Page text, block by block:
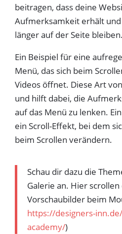
beitragen, dass deine
Aufmerksamkeit erhält
länger auf der Seite bleiben.
Ein Beispiel für eine
Menü, das sich beim
Videos öffnet. Diese Art
und hilft dabei, die
auf das Menü zu lenken.
ein Scroll-Effekt, bei dem
beim Scrollen verändern.
Schau dir dazu die
Galerie an. Hier
Vorschaubilder beim
https://designers-
academy/)